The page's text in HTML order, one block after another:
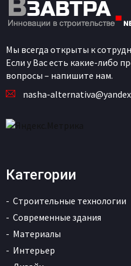
Мы всегда открыты к
Если у Вас есть какие-либо
вопросы – напишите нам.
nasha-
Категории
Строительные технологии
Современные здания
Материалы
Интерьер